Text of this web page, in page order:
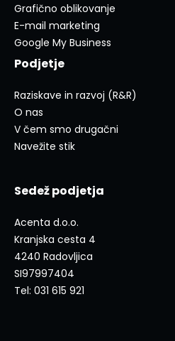
Grafično oblikovanje
E-mail marketing
Google My Business
Podjetje
Raziskave in razvoj (R&R)
O nas
V čem smo drugačni
Navežite stik
Sedež podjetja
Acenta d.o.o.
Kranjska cesta 4
4240 Radovljica
SI97997404
Tel: 031 615 921